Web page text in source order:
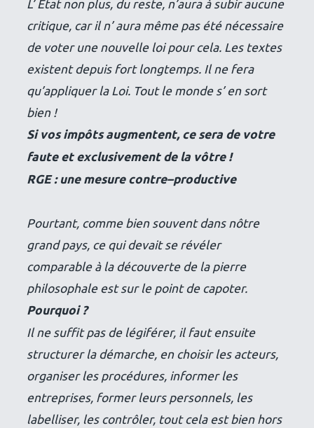
L’ Etat non plus, du reste, n’aura à subir aucune
critique, car il n’ aura même pas été nécessaire
de voter une nouvelle loi pour cela. Les textes
existent depuis fort longtemps. Il ne fera
qu’appliquer la Loi. Tout le monde s’ en sort
bien !
Si vos impôts augmentent, ce sera de votre
faute et exclusivement de la vôtre !
RGE : une mesure contre–productive
Pourtant, comme bien souvent dans nôtre
grand pays, ce qui devait se révéler
comparable à la découverte de la pierre
philosophale est sur le point de capoter.
Pourquoi ?
Il ne suffit pas de légiférer, il faut ensuite
structurer la démarche, en choisir les acteurs,
organiser les procédures, informer les
entreprises, former leurs personnels, les
labelliser, les contrôler, tout cela est bien hors